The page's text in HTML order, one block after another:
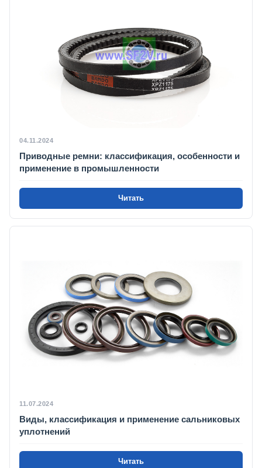
04.11.2024
Приводные ремни: классификация, особенности и
применение в промышленности
Читать
11.07.2024
Виды, классификация и применение сальниковых
уплотнений
Читать